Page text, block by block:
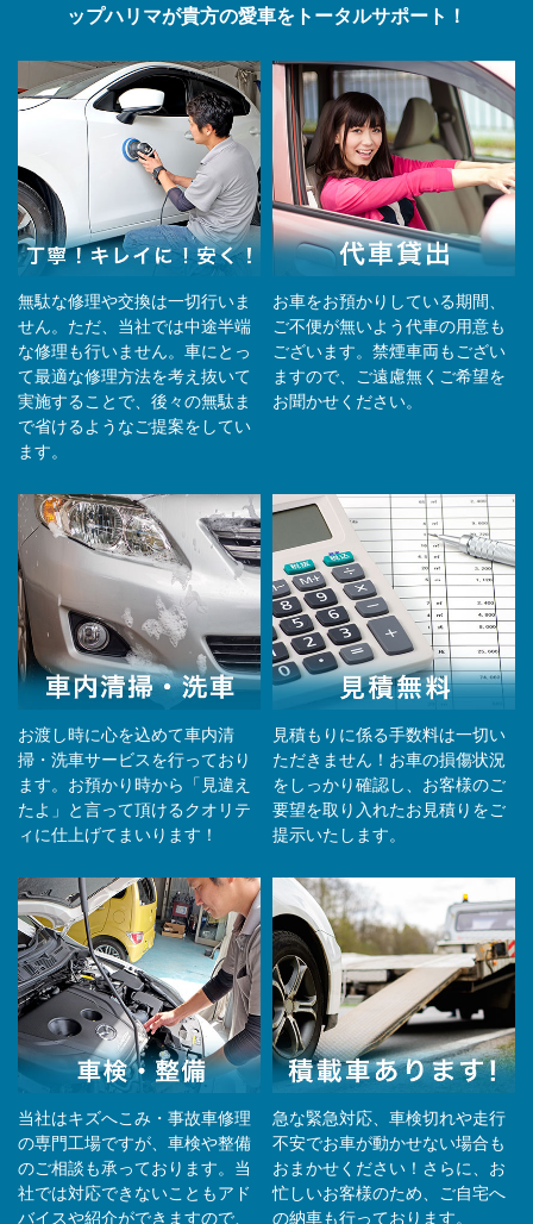
ップハリマが貴方の愛車をトータルサポート！
無駄な修理や交換は一切行いま
せん。ただ、当社では中途半端
な修理も行いません。車にとっ
て最適な修理方法を考え抜いて
実施することで、後々の無駄ま
で省けるようなご提案をしてい
ます。
お車をお預かりしている期間、
ご不便が無いよう代車の用意も
ございます。禁煙車両もござい
ますので、ご遠慮無くご希望を
お聞かせください。
お渡し時に心を込めて車内清
掃・洗車サービスを行っており
ます。お預かり時から「見違え
たよ」と言って頂けるクオリテ
ィに仕上げてまいります！
見積もりに係る手数料は一切い
ただきません！お車の損傷状況
をしっかり確認し、お客様のご
要望を取り入れたお見積りをご
提示いたします。
当社はキズへこみ・事故車修理
の専門工場ですが、車検や整備
のご相談も承っております。当
社では対応できないこともアド
バイスや紹介ができますので、
急な緊急対応、車検切れや走行
不安でお車が動かせない場合も
おまかせください！さらに、お
忙しいお客様のため、ご自宅へ
の納⾞も⾏っております。